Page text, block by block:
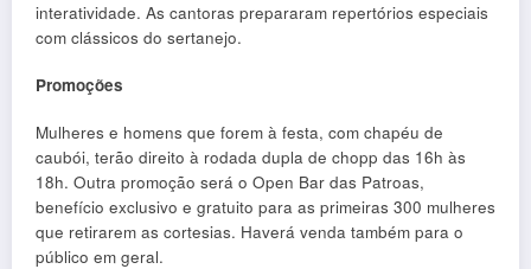
interatividade. As cantoras prepararam repertórios especiais
com clássicos do sertanejo.
Promoções
Mulheres e homens que forem à festa, com chapéu de
caubói, terão direito à rodada dupla de chopp das 16h às
18h. Outra promoção será o Open Bar das Patroas,
benefício exclusivo e gratuito para as primeiras 300 mulheres
que retirarem as cortesias. Haverá venda também para o
público em geral.